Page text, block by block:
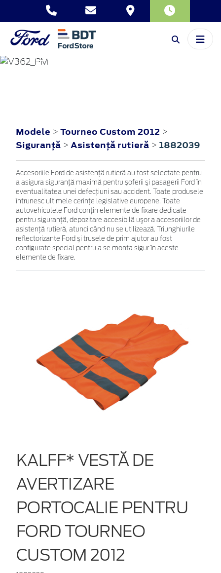
TOURNEO
CUSTOM
Modele > Tourneo Custom 2012 >
Siguranţă > Asistenţă rutieră > 1882039
Accesoriile Ford de asistenţă rutieră au fost selectate pentru
a asigura siguranţă maximă pentru şoferii şi pasagerii Ford în
eventualitatea unei defecţiuni sau accident. Toate produsele
întrunesc ultimele cerinţe legislative europene. Toate
autovehiculele Ford conţin elemente de fixare dedicate
pentru siguranţă, depozitare accesibilă uşor a accesoriilor de
asistenţă rutieră, atunci când nu se utilizează. Triunghiurile
reflectorizante Ford şi trusele de prim ajutor au fost
configurate special pentru a se monta sigur în aceste
elemente de fixare.
KALFF* VESTĂ DE
AVERTIZARE
PORTOCALIE PENTRU
FORD TOURNEO
CUSTOM 2012